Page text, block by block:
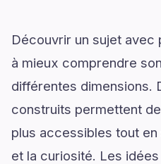
Découvrir un sujet avec
à mieux comprendre
différentes dimensions.
construits permettent
plus accessibles tout en
et la curiosité. Les